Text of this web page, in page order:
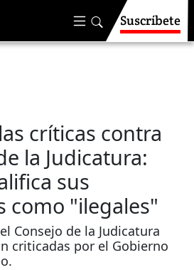
Suscríbete
críticas contra
la Judicatura:
sus
como "ilegales"
Consejo de la Judicatura
criticadas por el Gobierno